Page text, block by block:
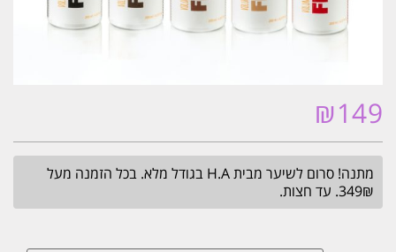
₪149
מתנה! סרום לשיער מבית H.A בגודל מלא. בכל הזמנה מעל
349₪. עד חצות.